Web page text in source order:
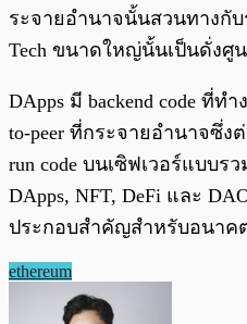
ระจายอำนาจนั้นสวนทางกั
Tech ขนาดใหญ่นั้นเป็นดั่งศู
DApps มี backend code ที่ท
to-peer ที่กระจายอำนาจซึ่
run code บนเซิฟเวอร์แบบ
DApps, NFT, DeFi และ
ประกอบสำคัญสำหรับอนาค
ethereum